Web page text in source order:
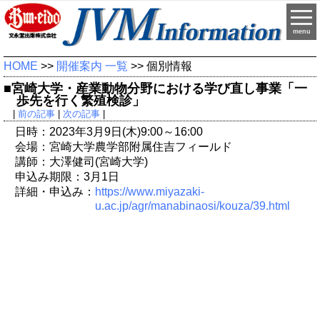
menu
HOME >> 開催案内 一覧 >> 個別情報
■宮崎大学・産業動物分野における学び直し事業「一
歩先を行く繁殖検診」
| 前の記事| 次の記事|
日時：2023年3月9日(木)9:00～16:00
会場：宮崎大学農学部附属住吉フィールド
講師：大澤健司(宮崎大学)
申込み期限：3月1日
詳細・申込み： https://www.miyazaki-
u.ac.jp/agr/manabinaosi/kouza/39.html